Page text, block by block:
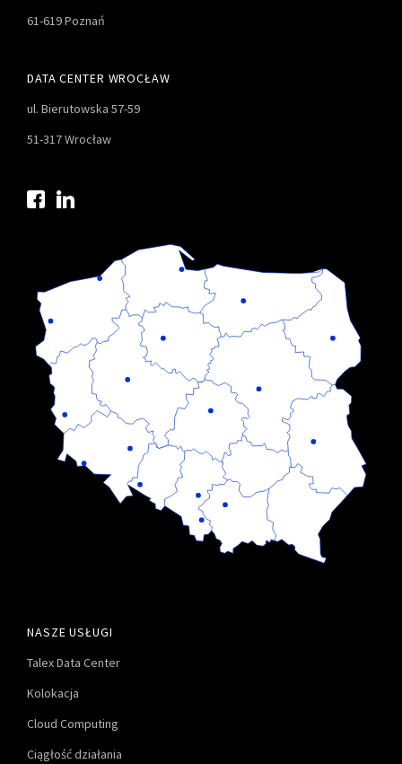
61-619 Poznań
DATA CENTER WROCŁAW
ul. Bierutowska 57-59
51-317 Wrocław
NASZE USŁUGI
Talex Data Center
Kolokacja
Cloud Computing
Ciągłość działania